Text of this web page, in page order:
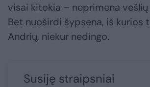
visai kitokia – neprimena vešlių
Bet nuoširdi šypsena, iš kurios
Andrių, niekur nedingo.
Susiję straipsniai